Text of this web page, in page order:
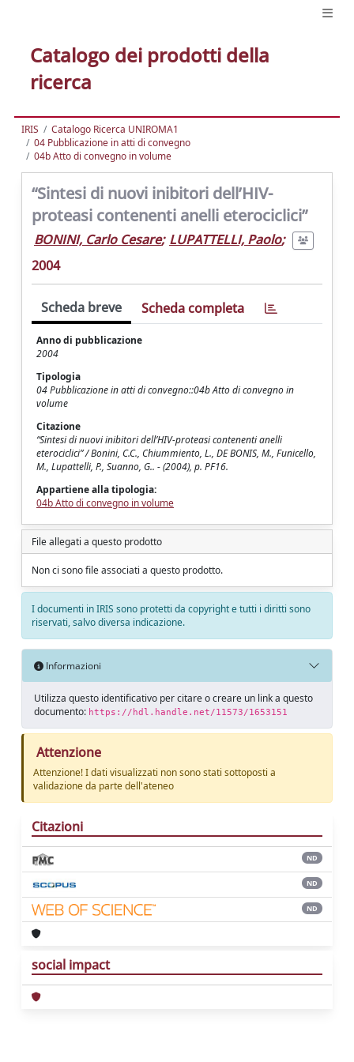
Catalogo dei prodotti della
ricerca
IRIS
Catalogo Ricerca UNIROMA1
04 Pubblicazione in atti di convegno
04b Atto di convegno in volume
“Sintesi di nuovi inibitori dell’HIV-
proteasi contenenti anelli eterociclici”
BONINI, Carlo Cesare; LUPATTELLI, Paolo;
2004
Scheda breve Scheda completa
Anno di pubblicazione
2004
Tipologia
04 Pubblicazione in atti di convegno::04b Atto di convegno in
volume
Citazione
“Sintesi di nuovi inibitori dell’HIV-proteasi contenenti anelli
eterociclici” / Bonini, C.C., Chiummiento, L., DE BONIS, M., Funicello,
M., Lupattelli, P., Suanno, G.. - (2004), p. PF16.
Appartiene alla tipologia:
04b Atto di convegno in volume
File allegati a questo prodotto
Non ci sono file associati a questo prodotto.
I documenti in IRIS sono protetti da copyright e tutti i diritti sono
riservati, salvo diversa indicazione.
Informazioni
Utilizza questo identificativo per citare o creare un link a questo
documento: https://hdl.handle.net/11573/1653151
Attenzione
Attenzione! I dati visualizzati non sono stati sottoposti a
validazione da parte dell'ateneo
Citazioni
ND
ND
ND
social impact